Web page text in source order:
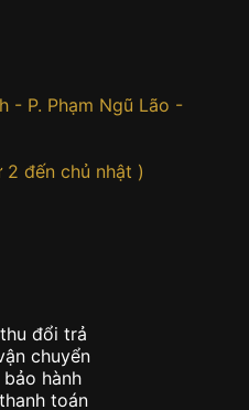
- P. Phạm Ngũ Lão -
đến chủ nhật )
đổi trả
chuyển
hành
toán